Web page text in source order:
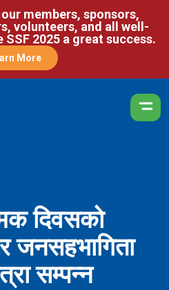
members, sponsors,
volunteers, and all well-
2025 a great success.
More
दिवसको
जनसहभागिता
सम्पन्न